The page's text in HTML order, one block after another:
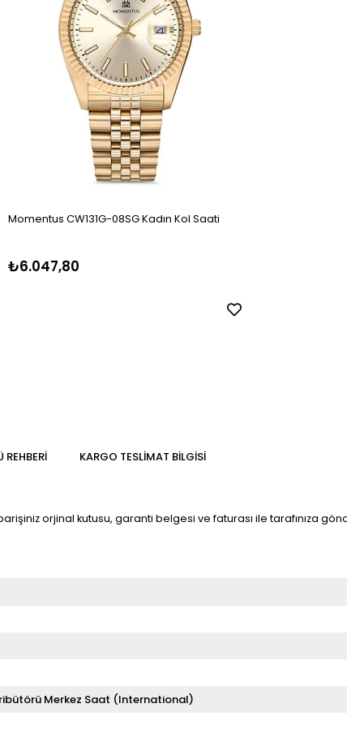
Momentus CW131G-08SG Kadın Kol Saati
₺6.047,80
REHBERI KARGO TESLIMAT BILGISI
orjinal kutusu, garanti belgesi ve faturası ile tarafınıza
Merkez Saat (International)